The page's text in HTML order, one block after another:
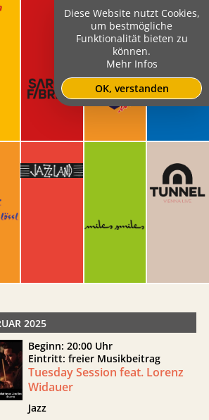
2025
Beginn: 20:00 Uhr
Eintritt: freier Musikbeitrag
Tuesday Session feat. Lorenz
Widauer
Jazz
Diese Website nutzt Cookies,
um bestmögliche
Funktionalität bieten zu
können.
Mehr Infos
OK, verstanden